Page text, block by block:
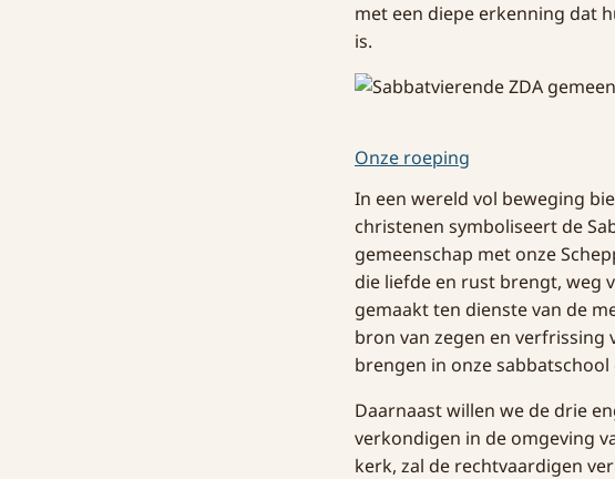
met een diepe erkenning dat
is.
Onze roeping
In een wereld vol beweging
christenen symboliseert de
gemeenschap met onze
die liefde en rust brengt, weg
gemaakt ten dienste van de
bron van zegen en
brengen in onze
Daarnaast willen we de drie
verkondigen in de omgeving
kerk, zal de rechtvaardigen